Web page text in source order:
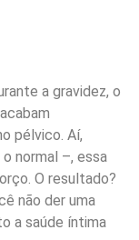
a gravidez, o
pélvico. Aí,
normal –, essa
O resultado?
não der uma
a saúde íntima